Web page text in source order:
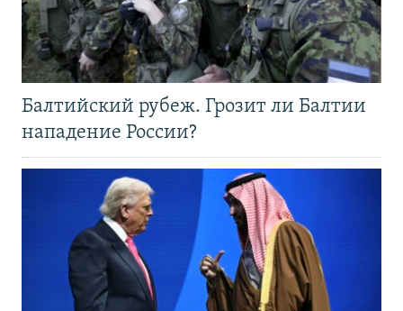
Балтийский рубеж. Грозит ли Балтии
нападение России?